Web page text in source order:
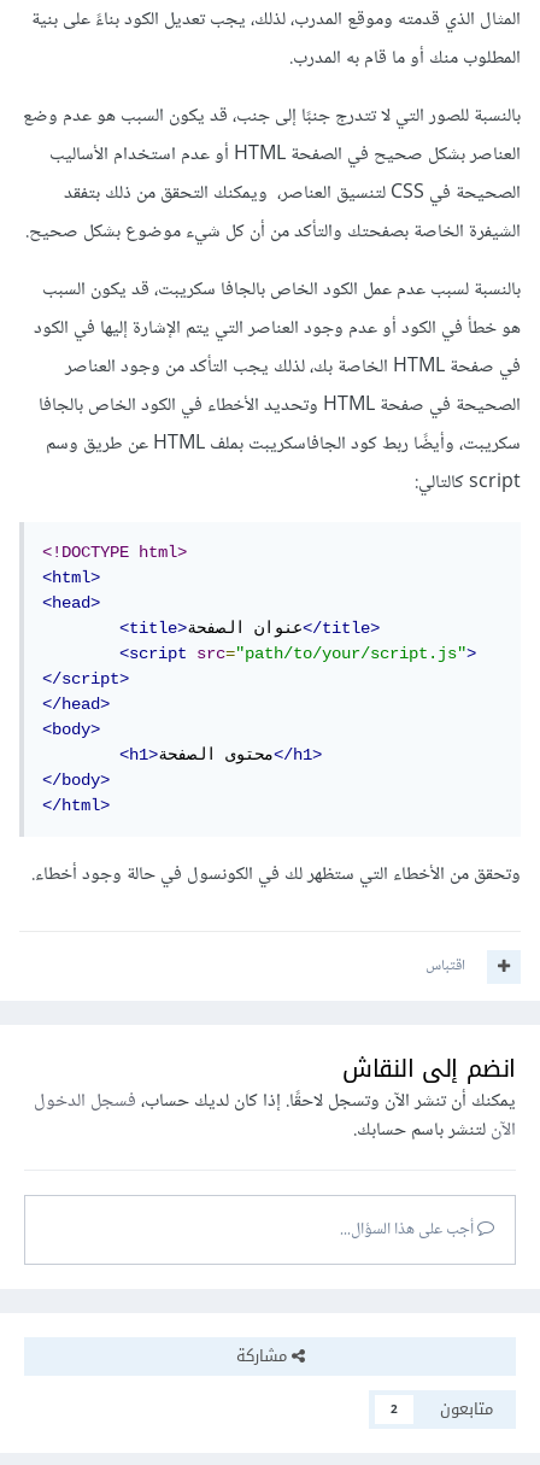
المثال الذي قدمته وموقع المدرب، لذلك، يجب تعديل الكود بناءً على بنية
المطلوب منك أو ما قام به المدرب.
بالنسبة للصور التي لا تتدرج جنبًا إلى جنب، قد يكون السبب هو عدم وضع
العناصر بشكل صحيح في الصفحة HTML أو عدم استخدام الأساليب
الصحيحة في CSS لتنسيق العناصر، ويمكنك التحقق من ذلك بتفقد
الشيفرة الخاصة بصفحتك والتأكد من أن كل شيء موضوع بشكل صحيح.
بالنسبة لسبب عدم عمل الكود الخاص بالجافا سكريبت، قد يكون السبب
هو خطأ في الكود أو عدم وجود العناصر التي يتم الإشارة إليها في الكود
في صفحة HTML الخاصة بك، لذلك يجب التأكد من وجود العناصر
الصحيحة في صفحة HTML وتحديد الأخطاء في الكود الخاص بالجافا
سكريبت، وأيضًا ربط كود الجافاسكريبت بملف HTML عن طريق وسم
script كالتالي:
<!DOCTYPE html>
<html>
<head>
<title>عنوان الصفحة</title>
<script
src="path/to/your/script.js">
</script>
</head>
<body>
<h1>محتوى الصفحة</h1>
</body>
</html>
وتحقق من الأخطاء التي ستظهر لك في الكونسول في حالة وجود أخطاء.
اقتباس
انضم إلى النقاش
يمكنك أن تنشر الآن وتسجل لاحقًا. إذا كان لديك حساب،فسجل الدخول
الآنلتنشر باسم حسابك.
أجب على هذا السؤال...
مشاركة
متابعون
2